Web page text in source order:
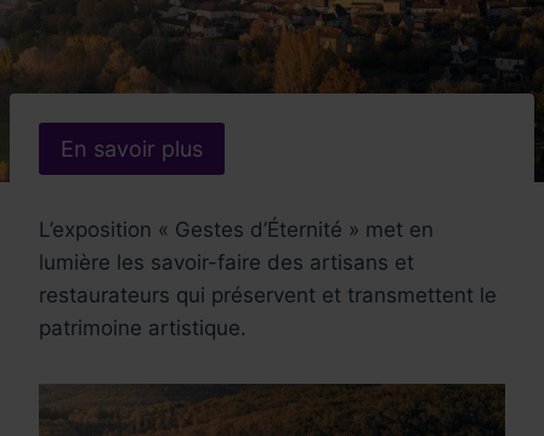
En savoir plus
L’exposition « Gestes d’Éternité » met en
lumière les savoir-faire des artisans et
restaurateurs qui préservent et transmettent le
patrimoine artistique.